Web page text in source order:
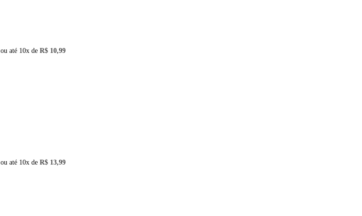
ou até 10x de R$ 10,99
ou até 10x de R$ 13,99